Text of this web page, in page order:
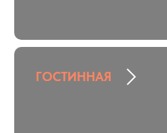
ГОСТИННАЯ